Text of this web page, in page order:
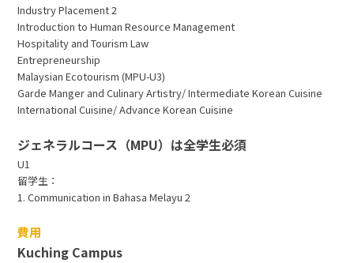
Industry Placement 2
Introduction to Human Resource Management
Hospitality and Tourism Law
Entrepreneurship
Malaysian Ecotourism (MPU-U3)
Garde Manger and Culinary Artistry/ Intermediate Korean Cuisine
International Cuisine/ Advance Korean Cuisine
ジェネラルコース（MPU）は全学生必須
U1
留学生：
1. Communication in Bahasa Melayu 2
費用
Kuching Campus